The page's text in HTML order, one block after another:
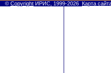
© Copyright ИРИС, 1999-2026 Карта